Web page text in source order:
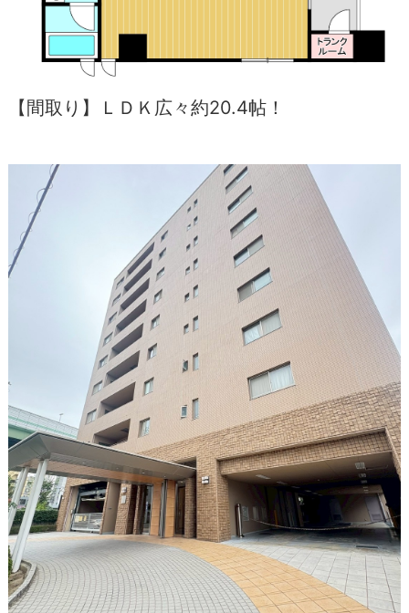
【間取り】ＬＤＫ広々約20.4帖！